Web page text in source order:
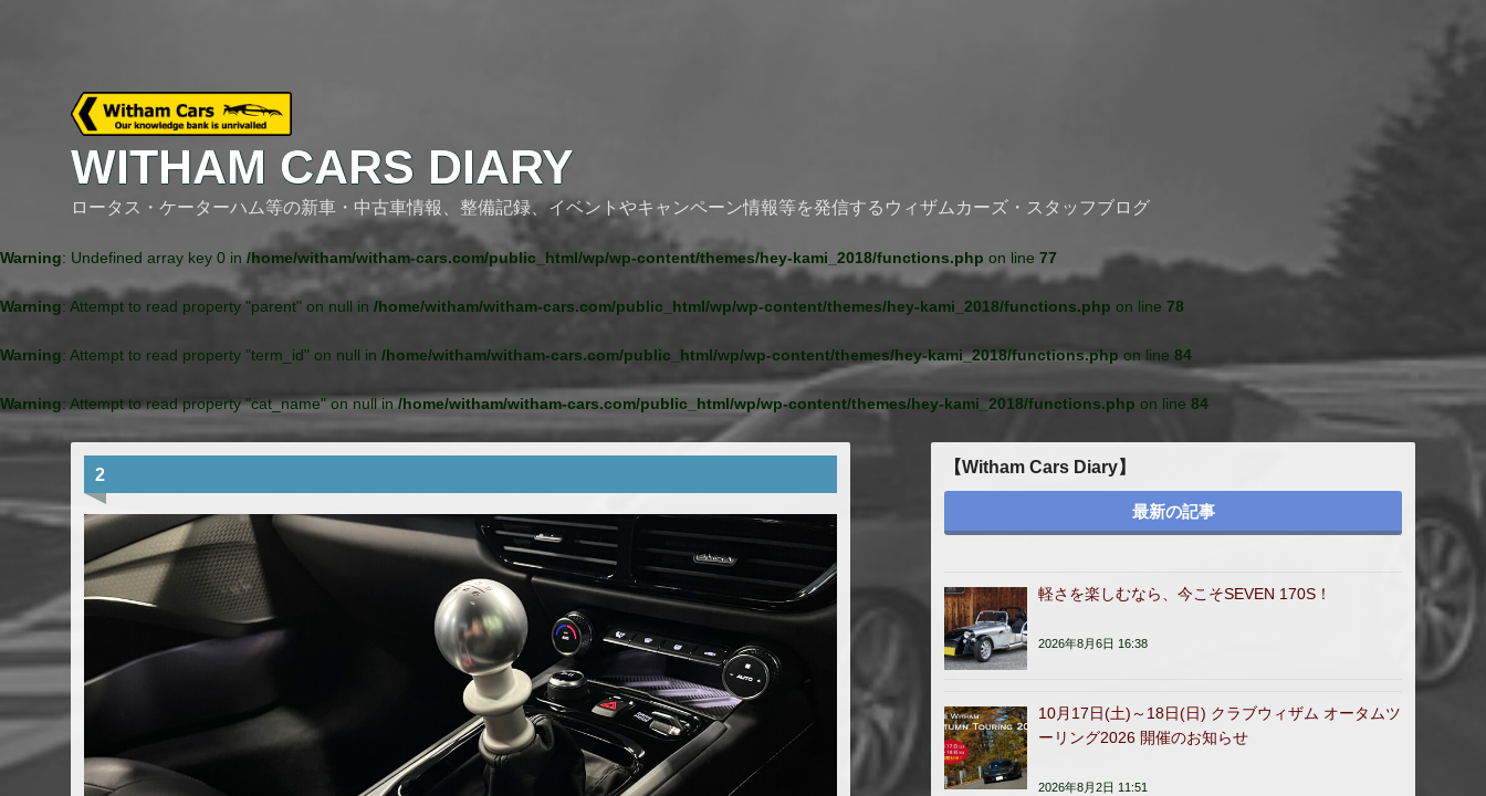
WITHAM CARS DIARY
ロータス・ケーターハム等の新車・中古車情報、整備記録、イベントやキャンペーン情報等を発信するウィザムカーズ・スタッフブログ
Warning: Undefined array key 0 in /home/witham/witham-cars.com/public_html/wp/wp-content/themes/hey-kami_2018/functions.php on line 77
Warning: Attempt to read property "parent" on null in /home/witham/witham-cars.com/public_html/wp/wp-content/themes/hey-kami_2018/functions.php on line 78
Warning: Attempt to read property "term_id" on null in /home/witham/witham-cars.com/public_html/wp/wp-content/themes/hey-kami_2018/functions.php on line 84
Warning: Attempt to read property "cat_name" on null in/home/witham/witham-cars.com/public_html/wp/wp-content/themes/hey-kami_2018/functions.php on line 84
2 【Witham Cars Diary】
最新の記事
軽さを楽しむなら、今こそSEVEN 170S！
2026年8月6日 16:38
10月17日(土)～18日(日) クラブウィザム オータムツ
ーリング2026 開催のお知らせ
2026年8月2日 11:51